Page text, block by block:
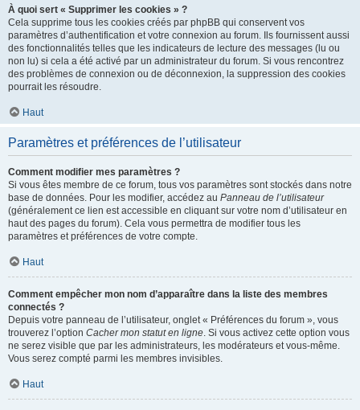
À quoi sert « Supprimer les cookies » ?
Cela supprime tous les cookies créés par phpBB qui conservent vos
paramètres d’authentification et votre connexion au forum. Ils fournissent aussi
des fonctionnalités telles que les indicateurs de lecture des messages (lu ou
non lu) si cela a été activé par un administrateur du forum. Si vous rencontrez
des problèmes de connexion ou de déconnexion, la suppression des cookies
pourrait les résoudre.
Haut
Paramètres et préférences de l’utilisateur
Comment modifier mes paramètres ?
Si vous êtes membre de ce forum, tous vos paramètres sont stockés dans notre
base de données. Pour les modifier, accédez au Panneau de l’utilisateur
(généralement ce lien est accessible en cliquant sur votre nom d’utilisateur en
haut des pages du forum). Cela vous permettra de modifier tous les
paramètres et préférences de votre compte.
Haut
Comment empêcher mon nom d’apparaître dans la liste des membres
connectés ?
Depuis votre panneau de l’utilisateur, onglet « Préférences du forum », vous
trouverez l’option Cacher mon statut en ligne. Si vous activez cette option vous
ne serez visible que par les administrateurs, les modérateurs et vous-même.
Vous serez compté parmi les membres invisibles.
Haut